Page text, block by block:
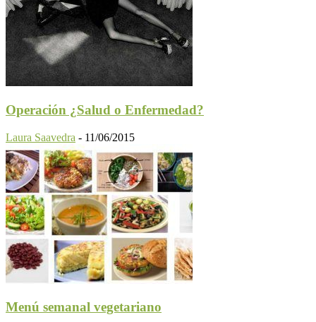
Operación ¿Salud o Enfermedad?
Laura Saavedra - 11/06/2015
Menú semanal vegetariano